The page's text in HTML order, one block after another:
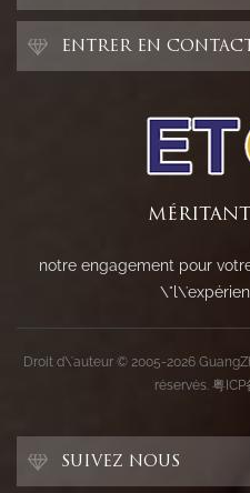
ENTRER EN
notre engagement pour
Droit d\'auteur © 2005-2026
réservés. 粤
SUIVEZ NOUS